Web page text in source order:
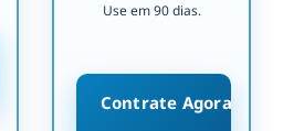
Use em 90 dias.
Contrate Agora